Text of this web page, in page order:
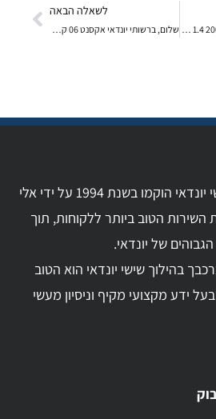
לשאלה הבאה
מרכזי השירות הילוך שישי יונדאי הוקמו בשנת 1994 על ידי אלי
השירות הטוב ביותר ללקוחות, תוך
של יונדאי.
בהילוך שישי יונדאי הוא הטוב
ידע מקצועי מקיף וניסיון מעשי